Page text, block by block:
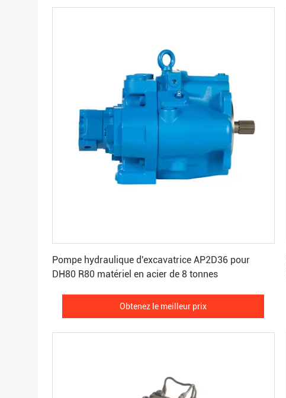
Pompe hydraulique d'excavatrice AP2D36 pour
DH80 R80 matériel en acier de 8 tonnes
Obtenez le meilleur prix